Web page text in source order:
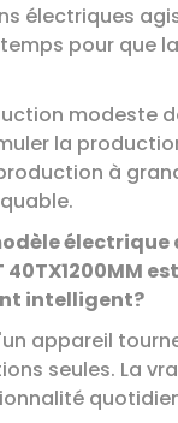
électriques
temps pour que
modeste
la
à
électrique
40TX1200MM
intelligent?
appareil
seules. La